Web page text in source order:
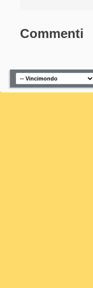
Commenti